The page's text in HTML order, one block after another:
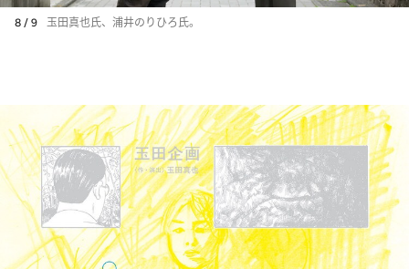
8 / 9 玉田真也氏、浦井のりひろ氏。